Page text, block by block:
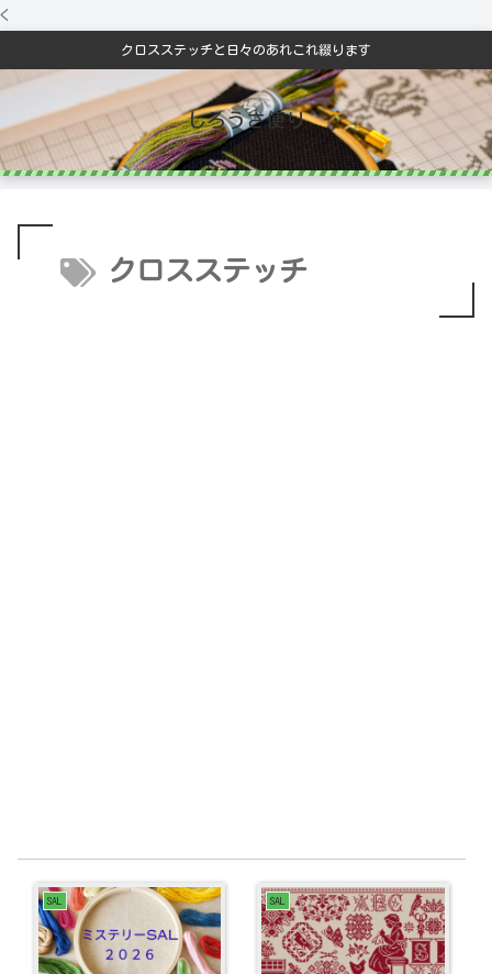
<
クロスステッチと日々のあれこれ綴ります
しろうさ便り
クロスステッチ
SAL SAL